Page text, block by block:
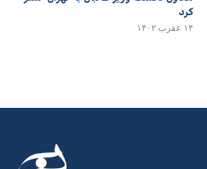
کرد
۱۴ عقرب ۱۴۰۲